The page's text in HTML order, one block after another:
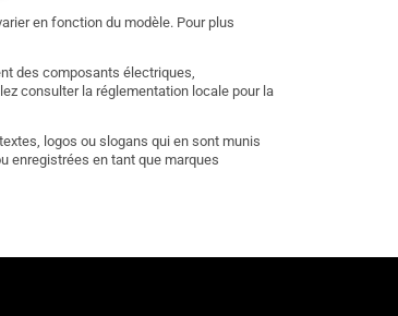
en fonction du modèle. Pour plus
des composants électriques,
consulter la réglementation locale pour la
logos ou slogans qui en sont munis
enregistrées en tant que marques